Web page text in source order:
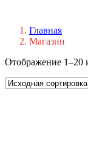
Главная
Магазин
Отображение 1–20